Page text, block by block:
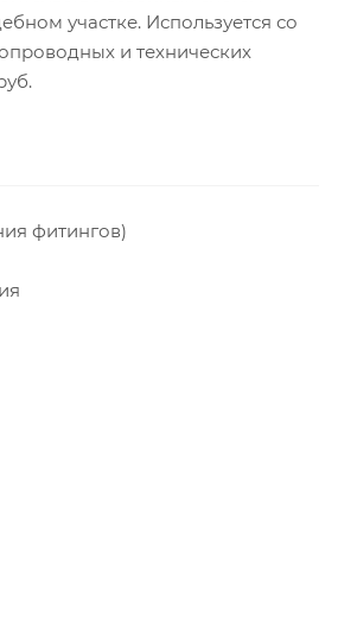
участке. Используется со
и технических
фитингов)